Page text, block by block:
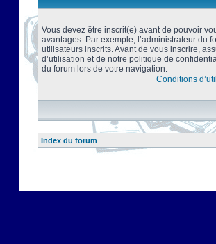
Vous devez être inscrit(e) avant de pouvoir
avantages. Par exemple, l’administrateur du
utilisateurs inscrits. Avant de vous inscrire,
d’utilisation et de notre politique de
du forum lors de votre navigation.
Conditions
Index du forum